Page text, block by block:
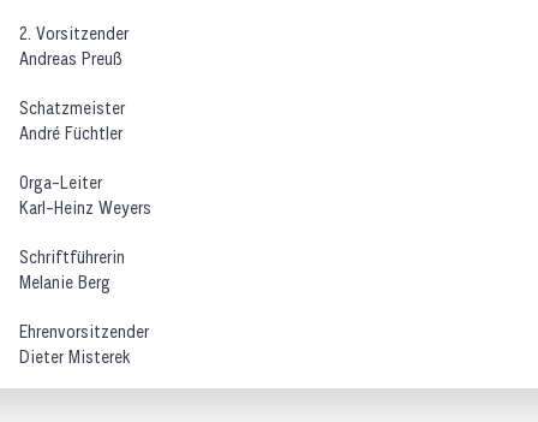
2. Vorsitzender
Andreas Preuß
Schatzmeister
André Füchtler
Orga-Leiter
Karl-Heinz Weyers
Schriftführerin
Melanie Berg
Ehrenvorsitzender
Dieter Misterek